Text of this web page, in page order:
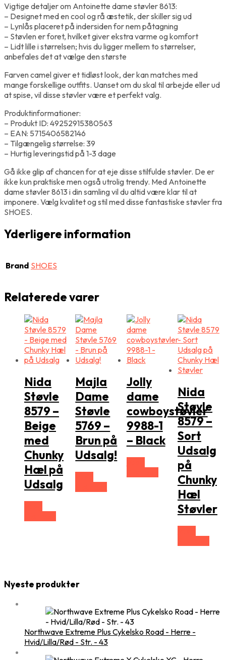
Vigtige detaljer om Antoinette dame støvler 8613:
– Designet med en cool og rå æstetik, der skiller sig ud
– Lynlås placeret på indersiden for nem påtagning
– Støvlen er foret, hvilket giver ekstra varme og komfort
– Lidt lille i størrelsen; hvis du ligger mellem to størrelser,
anbefales det at vælge den største
Farven camel giver et tidløst look, der kan matches med
mange forskellige outfits. Uanset om du skal til arbejde eller ud
at spise, vil disse støvler være et perfekt valg.
Produktinformationer:
– Produkt ID: 49252915380563
– EAN: 5715406582146
– Tilgængelig størrelse: 39
– Hurtig leveringstid på 1-3 dage
Gå ikke glip af chancen for at eje disse stilfulde støvler. De er
ikke kun praktiske men også utrolig trendy. Med Antoinette
dame støvler 8613 i din samling vil du altid være klar til at
imponere. Vælg kvalitet og stil med disse fantastiske støvler fra
SHOES.
Yderligere information
Brand SHOES
Relaterede varer
Nida
Støvle
8579 –
Beige
med
Chunky
Hæl på
Udsalg
Majla
Dame
Støvle
5769 –
Brun på
Udsalg!
Jolly
dame
cowboystøvler
9988-1
– Black
Nida
Støvle
8579 –
Sort
Udsalg
på
Chunky
Hæl
Støvler
Nyeste produkter
Northwave Extreme Plus Cykelsko Road - Herre -
Hvid/Lilla/Rød - Str. - 43